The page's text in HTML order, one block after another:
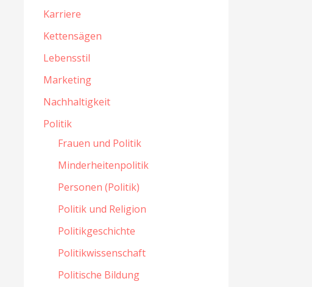
Karriere
Kettensägen
Lebensstil
Marketing
Nachhaltigkeit
Politik
Frauen und Politik
Minderheitenpolitik
Personen (Politik)
Politik und Religion
Politikgeschichte
Politikwissenschaft
Politische Bildung